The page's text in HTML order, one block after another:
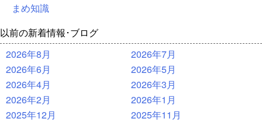
まめ知識
以前の新着情報･ブログ
2026年8月
2026年7月
2026年6月
2026年5月
2026年4月
2026年3月
2026年2月
2026年1月
2025年12月
2025年11月